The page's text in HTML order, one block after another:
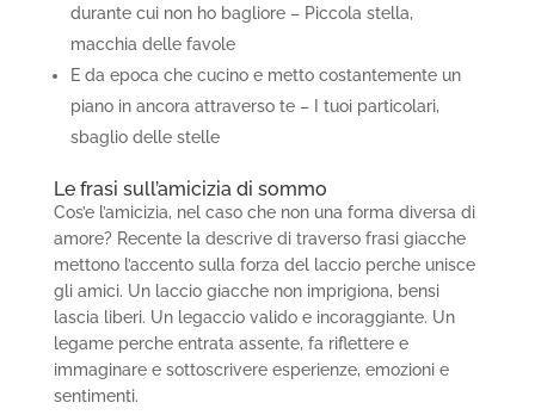
durante cui non ho bagliore – Piccola stella,
macchia delle favole
E da epoca che cucino e metto costantemente un
piano in ancora attraverso te – I tuoi particolari,
sbaglio delle stelle
Le frasi sull’amicizia di sommo
Cos’e l’amicizia, nel caso che non una forma diversa di
amore? Recente la descrive di traverso frasi giacche
mettono l’accento sulla forza del laccio perche unisce
gli amici. Un laccio giacche non imprigiona, bensi
lascia liberi. Un legaccio valido e incoraggiante. Un
legame perche entrata assente, fa riflettere e
immaginare e sottoscrivere esperienze, emozioni e
sentimenti.